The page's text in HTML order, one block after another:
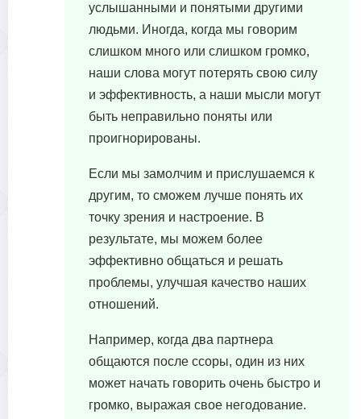
услышанными и понятыми другими
людьми. Иногда, когда мы говорим
слишком много или слишком громко,
наши слова могут потерять свою силу
и эффективность, а наши мысли могут
быть неправильно поняты или
проигнорированы.
Если мы замолчим и прислушаемся к
другим, то сможем лучше понять их
точку зрения и настроение. В
результате, мы можем более
эффективно общаться и решать
проблемы, улучшая качество наших
отношений.
Например, когда два партнера
общаются после ссоры, один из них
может начать говорить очень быстро и
громко, выражая свое негодование.